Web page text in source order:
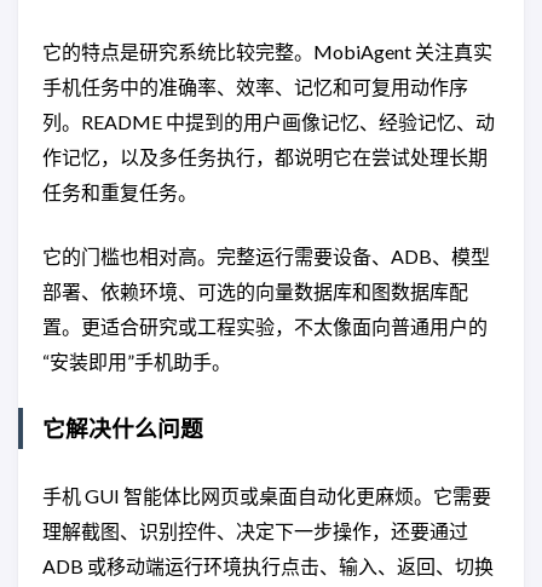
它的特点是研究系统比较完整。MobiAgent 关注真实
手机任务中的准确率、效率、记忆和可复用动作序
列。README 中提到的用户画像记忆、经验记忆、动
作记忆，以及多任务执行，都说明它在尝试处理长期
任务和重复任务。
它的门槛也相对高。完整运行需要设备、ADB、模型
部署、依赖环境、可选的向量数据库和图数据库配
置。更适合研究或工程实验，不太像面向普通用户的
“安装即用”手机助手。
它解决什么问题
手机 GUI 智能体比网页或桌面自动化更麻烦。它需要
理解截图、识别控件、决定下一步操作，还要通过
ADB 或移动端运行环境执行点击、输入、返回、切换